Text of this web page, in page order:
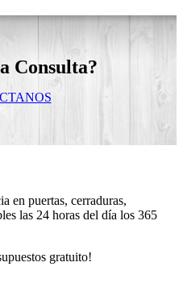
Consulta?
en puertas, cerraduras,
las 24 horas del día los 365
gratuito!